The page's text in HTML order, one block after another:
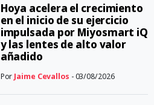
Hoya acelera el crecimiento
en el inicio de su ejercicio
impulsada por Miyosmart iQ
y las lentes de alto valor
añadido
Por Jaime Cevallos - 03/08/2026